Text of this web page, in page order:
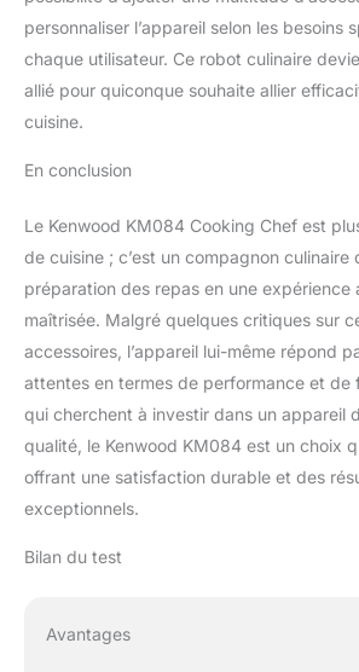
personnaliser l’appareil selon les besoins
chaque utilisateur. Ce robot culinaire
allié pour quiconque souhaite allier
cuisine.
En conclusion
Le Kenwood KM084 Cooking Chef est
de cuisine ; c’est un compagnon culinaire
préparation des repas en une expérience
maîtrisée. Malgré quelques critiques sur
accessoires, l’appareil lui-même répond
attentes en termes de performance et de
qui cherchent à investir dans un appareil
qualité, le Kenwood KM084 est un choix
offrant une satisfaction durable et des
exceptionnels.
Bilan du test
Avantages